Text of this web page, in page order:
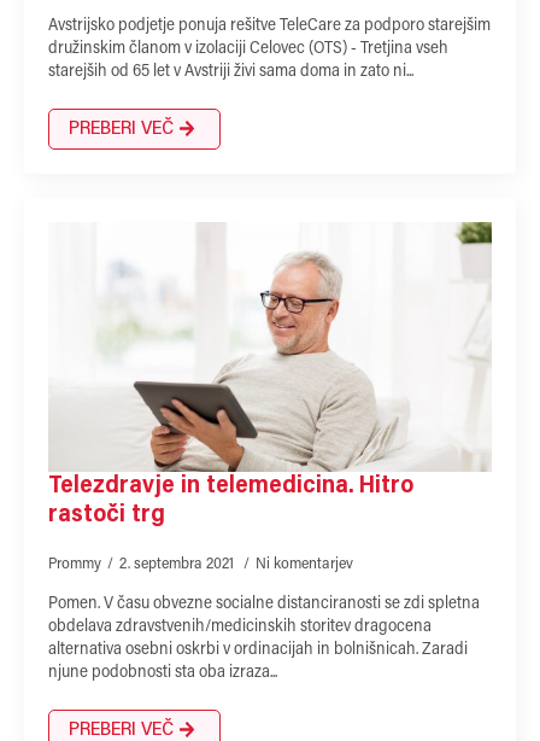
Avstrijsko podjetje ponuja rešitve TeleCare za podporo starejšim
družinskim članom v izolaciji Celovec (OTS) - Tretjina vseh
starejših od 65 let v Avstriji živi sama doma in zato ni...
PREBERI VEČ
Telezdravje in telemedicina. Hitro
rastoči trg
Prommy 2. septembra 2021 Ni komentarjev
Pomen. V času obvezne socialne distanciranosti se zdi spletna
obdelava zdravstvenih/medicinskih storitev dragocena
alternativa osebni oskrbi v ordinacijah in bolnišnicah. Zaradi
njune podobnosti sta oba izraza...
PREBERI VEČ